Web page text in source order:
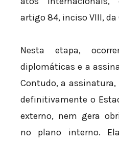
artigo 84, inciso VIII,
Nesta etapa,
diplomáticas e a
Contudo, a
definitivamente o
externo, nem gera
no plano interno.